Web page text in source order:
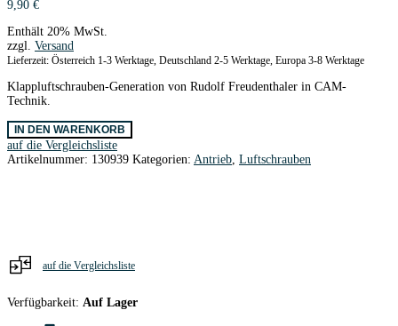
9,90 €
Enthält 20% MwSt.
zzgl. Versand
Lieferzeit: Österreich 1-3 Werktage, Deutschland 2-5 Werktage, Europa 3-8 Werktage
Klappluftschrauben-Generation von Rudolf Freudenthaler in CAM-
Technik.
CAM
Carbon
Z
IN DEN WARENKORB
auf die Vergleichsliste
Artikelnummer: 130939 Kategorien: Antrieb Luftschrauben
auf die Vergleichsliste
Verfügbarkeit: Auf Lager